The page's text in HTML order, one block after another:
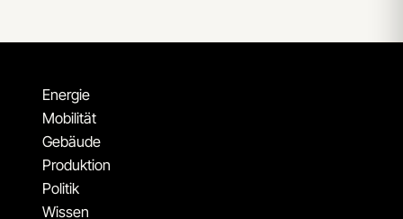
Energie
Mobilität
Gebäude
Produktion
Politik
Wissen